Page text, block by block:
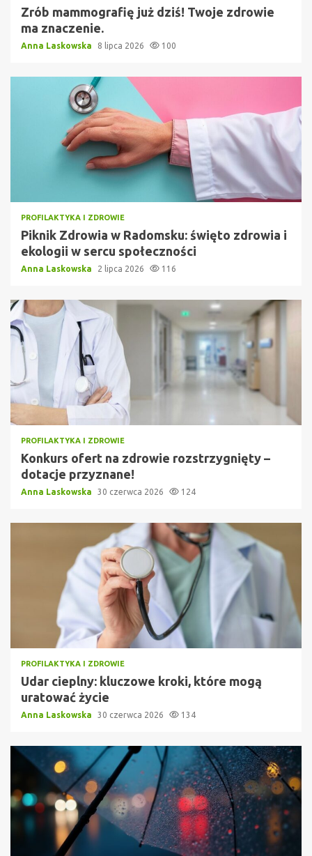
Zrób mammografię już dziś! Twoje zdrowie
ma znaczenie.
Anna Laskowska 8 lipca 2026 100
PROFILAKTYKA I ZDROWIE
Piknik Zdrowia w Radomsku: święto zdrowia i
ekologii w sercu społeczności
Anna Laskowska 2 lipca 2026 116
PROFILAKTYKA I ZDROWIE
Konkurs ofert na zdrowie rozstrzygnięty –
dotacje przyznane!
Anna Laskowska 30 czerwca 2026 124
PROFILAKTYKA I ZDROWIE
Udar cieplny: kluczowe kroki, które mogą
uratować życie
Anna Laskowska 30 czerwca 2026 134